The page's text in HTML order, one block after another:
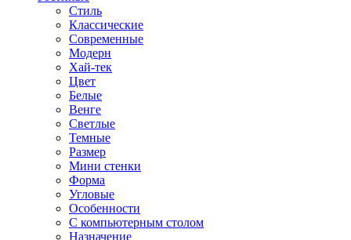
Стиль
Классические
Современные
Модерн
Хай-тек
Цвет
Белые
Венге
Светлые
Темные
Размер
Мини стенки
Форма
Угловые
Особенности
С компьютерным столом
Назначение